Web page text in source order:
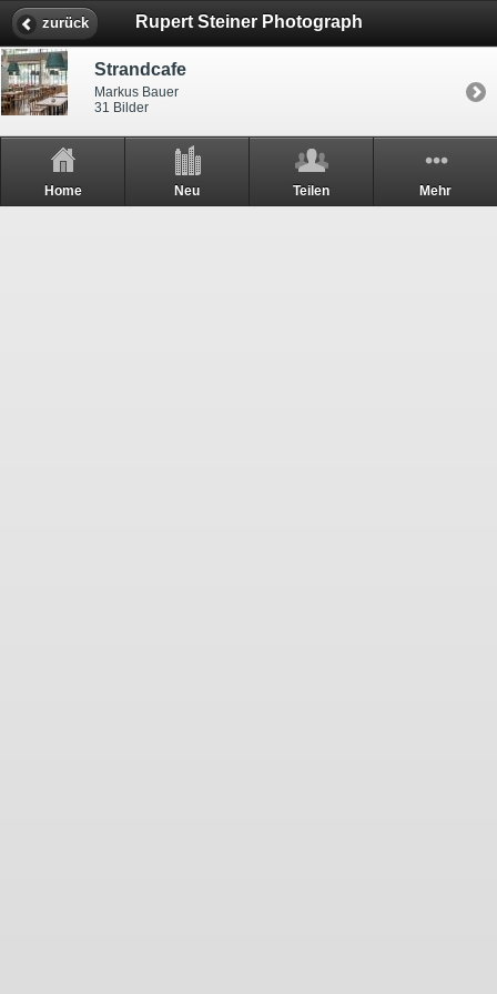
zurück Rupert Steiner Photograph
Strandcafe
Markus Bauer
31 Bilder
Home Neu Teilen Mehr